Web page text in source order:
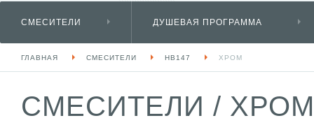
СМЕСИТЕЛИ ДУШЕВАЯ ПРОГРАММА
ГЛАВНАЯ СМЕСИТЕЛИ HB147 ХРОМ
СМЕСИТЕЛИ /